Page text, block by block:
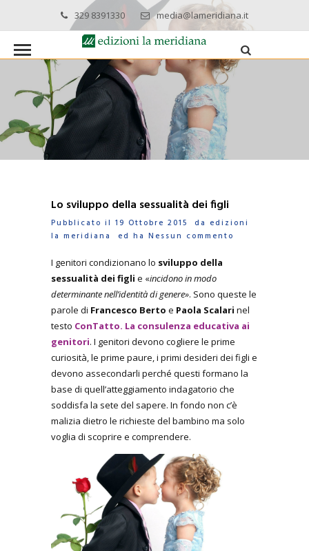
329 8391330 media@lameridiana.it
Lo sviluppo della sessualità dei figli
Pubblicato il 19 Ottobre 2015 da edizioni
la meridiana
ed ha Nessun commento
I genitori condizionano lo sviluppo della
sessualità dei figli e «incidono in modo
determinante nell’identità di genere». Sono queste le
parole di Francesco Berto e Paola Scalari nel
testo ConTatto. La consulenza educativa ai
genitori. I genitori devono cogliere le prime
curiosità, le prime paure, i primi desideri dei figli e
devono assecondarli perché questi formano la
base di quell’atteggiamento indagatorio che
soddisfa la sete del sapere. In fondo non c’è
malizia dietro le richieste del bambino ma solo
voglia di scoprire e comprendere.